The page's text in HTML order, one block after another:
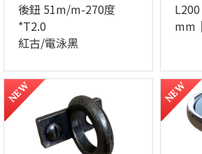
後鈕 51m/m-270度
*T2.0
紅古/電泳黑
mm
NEW NEW